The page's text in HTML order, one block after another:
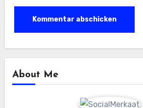
About Me